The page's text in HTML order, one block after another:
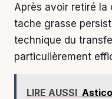
Après avoir retiré la
tache grasse
technique du
particulièrement
LIRE AUSSI